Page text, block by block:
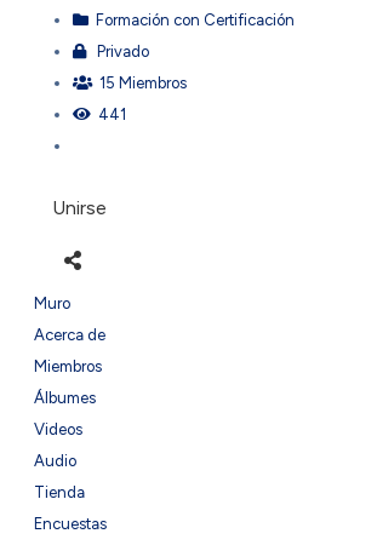
Formación con Certificación
Privado
15 Miembros
441
Unirse
Muro
Acerca de
Miembros
Álbumes
Videos
Audio
Tienda
Encuestas